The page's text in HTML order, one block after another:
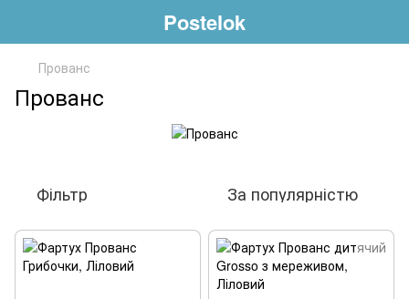
Postelok
Прованс
Прованс
Фільтр За популярністю